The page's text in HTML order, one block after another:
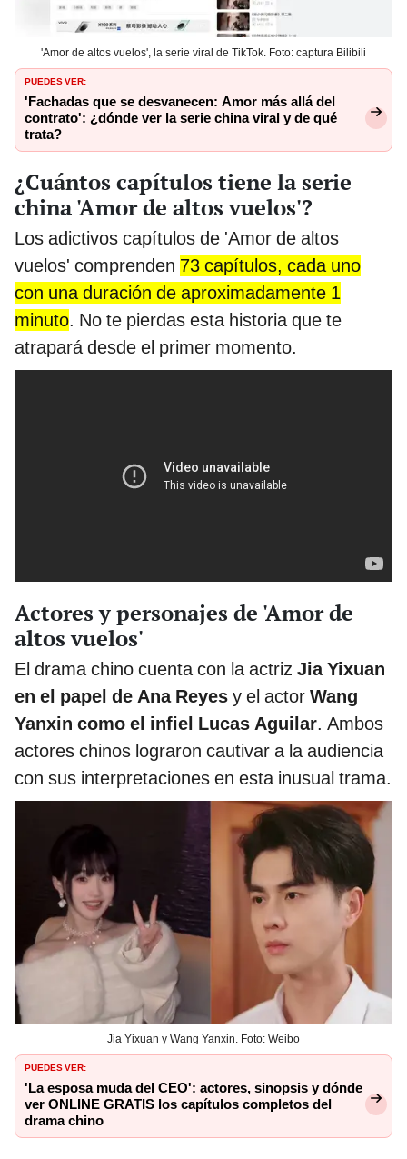
'Amor de altos vuelos', la serie viral de TikTok. Foto: captura Bilibili
PUEDES VER:
'Fachadas que se desvanecen: Amor más allá del
contrato': ¿dónde ver la serie china viral y de qué
trata?
¿Cuántos capítulos tiene la serie
china 'Amor de altos vuelos'?
Los adictivos capítulos de 'Amor de altos
vuelos' comprenden 73 capítulos, cada uno
con una duración de aproximadamente 1
minuto. No te pierdas esta historia que te
atrapará desde el primer momento.
Actores y personajes de 'Amor de
altos vuelos'
El drama chino cuenta con la actriz Jia Yixuan
en el papel de Ana Reyes y el actor Wang
Yanxin como el infiel Lucas Aguilar. Ambos
actores chinos lograron cautivar a la audiencia
con sus interpretaciones en esta inusual trama.
Jia Yixuan y Wang Yanxin. Foto: Weibo
PUEDES VER:
'La esposa muda del CEO': actores, sinopsis y dónde
ver ONLINE GRATIS los capítulos completos del
drama chino